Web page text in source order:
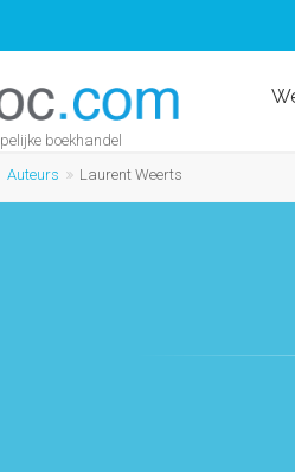
boekhandel
Auteurs Laurent Weerts